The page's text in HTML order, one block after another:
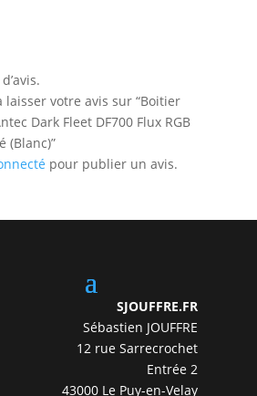
laisser votre avis sur “Boitier
Dark Fleet DF700 Flux RGB
(Blanc)”
pour publier un avis.
SJOUFFRE.FR
Sébastien JOUFFRE
12 rue Sarrecrochet
Entrée 2
43000 Le Puy-en-Velay